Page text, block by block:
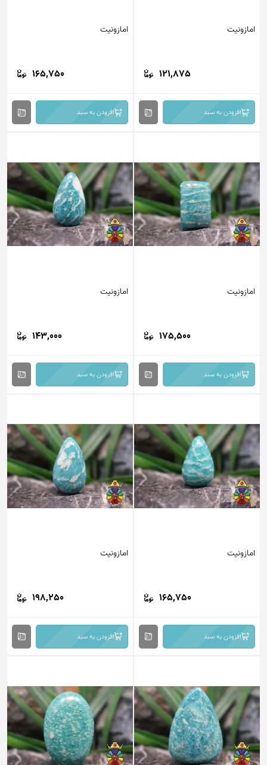
امازونیت
121,875
افزودن به سبد
امازونیت
165,750
افزودن به سبد
امازونیت
175,500
افزودن به سبد
امازونیت
143,000
افزودن به سبد
امازونیت
165,750
افزودن به سبد
امازونیت
198,250
افزودن به سبد